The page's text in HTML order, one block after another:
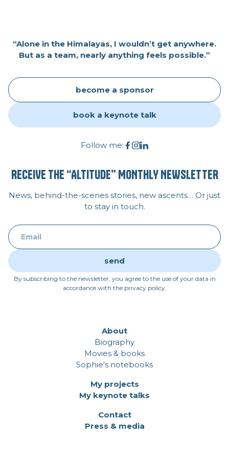
“Alone in the Himalayas, I wouldn’t get anywhere.
But as a team, nearly anything feels possible.”
become a sponsor
book a keynote talk
Follow me:
RECEIVE THE “ALTITUDE” MONTHLY NEWSLETTER
News, behind-the-scenes stories, new ascents… Or just
to stay in touch.
By subscribing to the newsletter, you agree to the use of your data in
accordance with the privacy policy.
About
Biography
Movies & books
Sophie's notebooks
My projects
My keynote talks
Contact
Press & media